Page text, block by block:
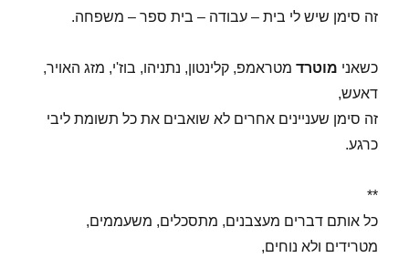
זה סימן שיש לי בית – עבודה – בית ספר – משפחה.
כשאני מוטרד מטראמפ, קלינטון, נתניהו, בוז'י, מזג האויר,
דאעש,
זה סימן שעניינים אחרים לא שואבים את כל תשומת ליבי
כרגע.
**
כל אותם דברים מעצבנים, מתסכלים, משעממים,
מטרידים ולא נוחים,